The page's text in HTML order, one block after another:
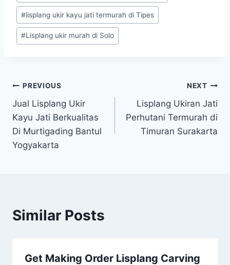
#lisplang ukir kayu jati termurah di Tipes
#Lisplang ukir murah di Solo
PREVIOUS
Jual Lisplang Ukir
Kayu Jati Berkualitas
Di Murtigading Bantul
Yogyakarta
NEXT
Lisplang Ukiran Jati
Perhutani Termurah di
Timuran Surakarta
Similar Posts
Get Making Order Lisplang Carving